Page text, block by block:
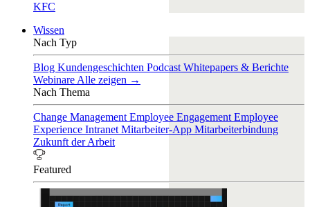
KFC
Wissen
Nach Typ
Blog Kundengeschichten Podcast Whitepapers & Berichte
Webinare Alle zeigen →
Nach Thema
Change Management Employee Engagement Employee
Experience Intranet Mitarbeiter-App Mitarbeiterbindung
Zukunft der Arbeit
Featured